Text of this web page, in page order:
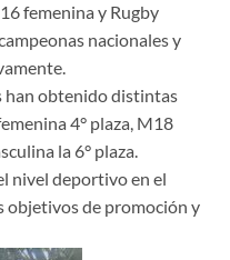
femenina y Rugby
nacionales y
han obtenido distintas
4° plaza, M18
la 6° plaza.
nivel deportivo en el
objetivos de promoción y